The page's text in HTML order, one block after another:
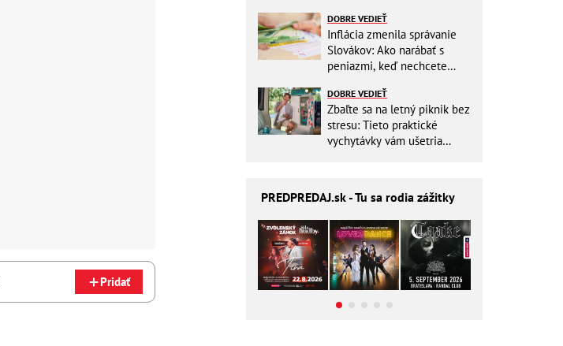
Pridať
DOBRE VEDIEŤ
Inflácia zmenila správanie
Slovákov: Ako narábať s
peniazmi, keď nechcete
DOBRE VEDIEŤ
Zbaľte sa na letný piknik bez
stresu: Tieto praktické
vychytávky vám ušetria
PREDPREDAJ.sk - Tu sa rodia zážitky